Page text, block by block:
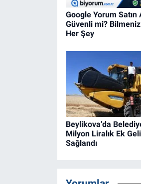
Google Yorum Satın
Güvenli mi?
Her Şey
Beylikova’da
Milyon Liralık Ek
Sağlandı